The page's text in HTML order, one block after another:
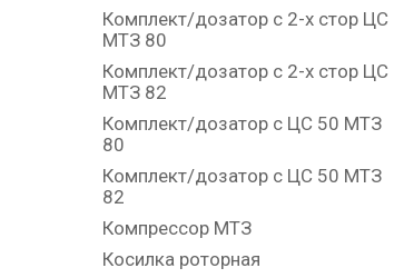
Комплект/дозатор с 2-х стор ЦС
МТЗ 80
Комплект/дозатор с 2-х стор ЦС
МТЗ 82
Комплект/дозатор с ЦС 50 МТЗ
80
Комплект/дозатор с ЦС 50 МТЗ
82
Компрессор МТЗ
Косилка роторная